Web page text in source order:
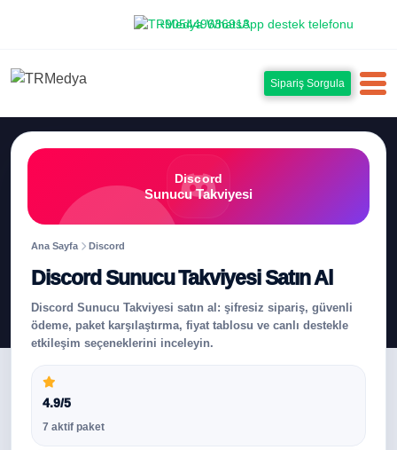
+905449636913
Sipariş Sorgula
Discord
Sunucu Takviyesi
Ana Sayfa Discord
Discord Sunucu Takviyesi Satın Al
Discord Sunucu Takviyesi satın al: şifresiz sipariş, güvenli
ödeme, paket karşılaştırma, fiyat tablosu ve canlı destekle
etkileşim seçeneklerini inceleyin.
4.9/5
7 aktif paket